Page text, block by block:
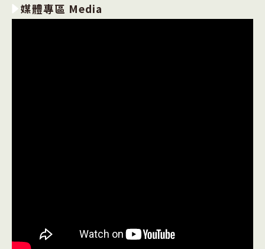
媒體專區 Media